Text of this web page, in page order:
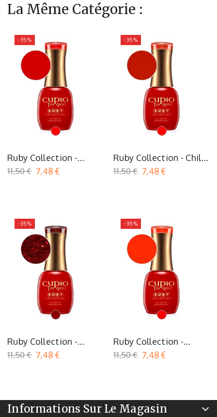
La Même Catégorie :
-35%
Ruby Collection -
Ferrari
11,50 € 7,48 €
Rouge
-35%
Ruby Collection - Chilli
Red
11,50 € 7,48 €
Rouge
-35%
Ruby Collection -
Passion
11,50 € 7,48 €
Bordeaux
-35%
Ruby Collection -
Flame Scarlet
11,50 € 7,48 €
Rouge
Informations Sur Le Magasin